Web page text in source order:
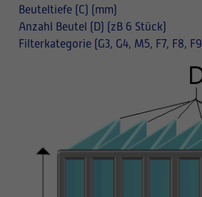
Beuteltiefe (C) (mm)
Anzahl Beutel (D) (zB 6 Stück)
Filterkategorie (G3, G4, M5, F7, F8,